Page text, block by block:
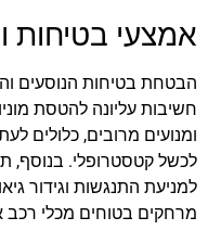
אמצעי בטיחות
הבטחת בטיחות הנוסעים
חשיבות עליונה להטסת
ומנועים מרובים, כלולים
לכשל קטסטרופלי. בנוסף,
מרחקים בטוחים מכלי רכב